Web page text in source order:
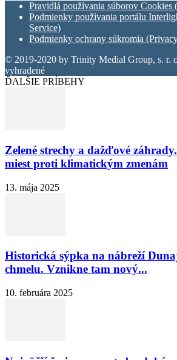
Pravidlá používania súborov Cookies
Podmienky používania portálu
Service)
Podmienky ochrany súkromia
© 2019-2020 by Trinity Medial Group, s. r.
vyhradené
ĎALŠIE PRÍBEHY
Zelené strechy a dažďové
miest proti klimatickým zmenám
13. mája 2025
Historická sýpka na nábreží
chmelu. Vznikne tam nový...
10. februára 2025